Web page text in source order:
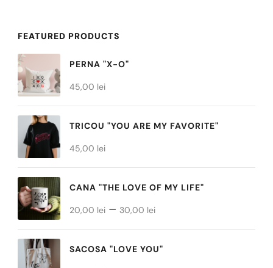
mai
variații.
Opțiunile
pot
fi
alese
în
pagina
produsului.
pot
fi
în
pagina
FEATURED PRODUCTS
PERNA "X-O"
45,00 lei
TRICOU "YOU ARE MY FAVORITE"
45,00 lei
CANA "THE LOVE OF MY LIFE"
20,00 lei – 30,00 leiInterval
de
prețuri:
SACOSA "LOVE YOU"